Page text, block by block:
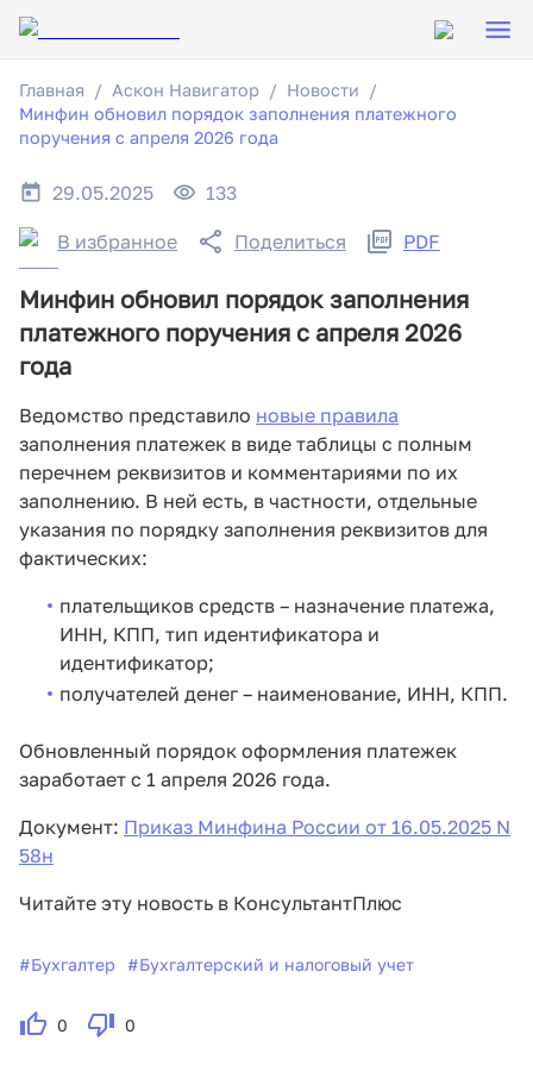
Главная Аскон Навигатор
Новости
Минфин обновил порядок заполнения платежного
поручения с апреля 2026 года
29.05.2025 133
В избранное Поделиться PDF
Минфин обновил порядок заполнения
платежного поручения с апреля 2026
года
Ведомство представило новые правила
заполнения платежек в виде таблицы с полным
перечнем реквизитов и комментариями по их
заполнению. В ней есть, в частности, отдельные
указания по порядку заполнения реквизитов для
фактических:
плательщиков средств – назначение платежа,
ИНН, КПП, тип идентификатора и
идентификатор;
получателей денег – наименование, ИНН, КПП.
Обновленный порядок оформления платежек
заработает с 1 апреля 2026 года.
Документ: Приказ Минфина России от 16.05.2025 N
58н
Читайте эту новость в КонсультантПлюс
#Бухгалтер #Бухгалтерский и налоговый учет
0 0